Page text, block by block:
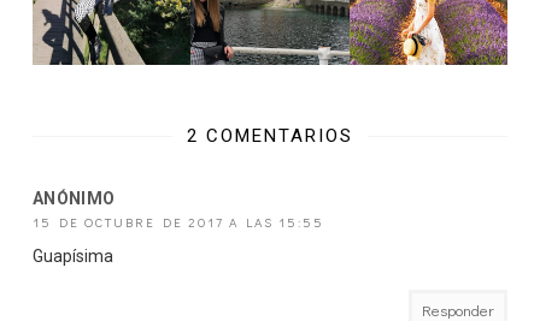
2 COMENTARIOS
ANÓNIMO
15 DE OCTUBRE DE 2017 A LAS 15:55
Guapísima
Responder